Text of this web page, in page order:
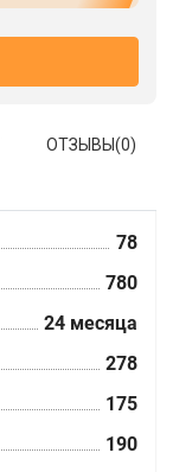
ОТЗЫВЫ(0)
78
780
24 месяца
278
175
190